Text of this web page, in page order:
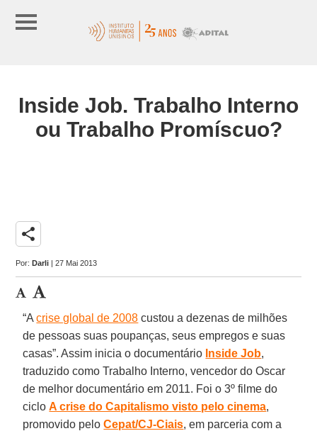
Inside Job. Trabalho Interno
ou Trabalho Promíscuo?
share
Por:Darli | 27 Mai 2013
“Acrise global de 2008 custou a dezenas de milhões
de pessoas suas poupanças, seus empregos e suas
casas”. Assim inicia o documentário Inside Job,
traduzido como Trabalho Interno, vencedor do Oscar
de melhor documentário em 2011. Foi o 3º filme do
cicloA crise do Capitalismo visto pelo cinema,
promovido peloCepat/CJ-Ciais, em parceria com a